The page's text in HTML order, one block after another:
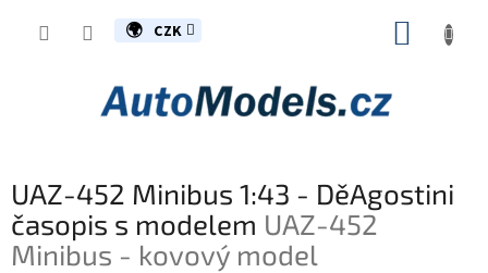
CZK
UAZ-452 Minibus 1:43 - DěAgostini
časopis s modelem UAZ-452
Minibus - kovový model